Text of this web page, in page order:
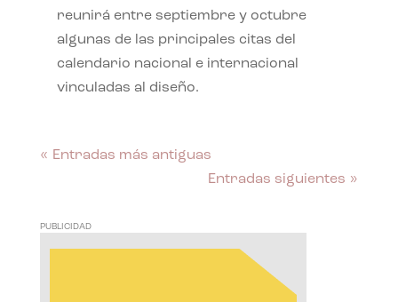
reunirá entre septiembre y octubre
algunas de las principales citas del
calendario nacional e internacional
vinculadas al diseño.
« Entradas más antiguas
Entradas siguientes »
PUBLICIDAD